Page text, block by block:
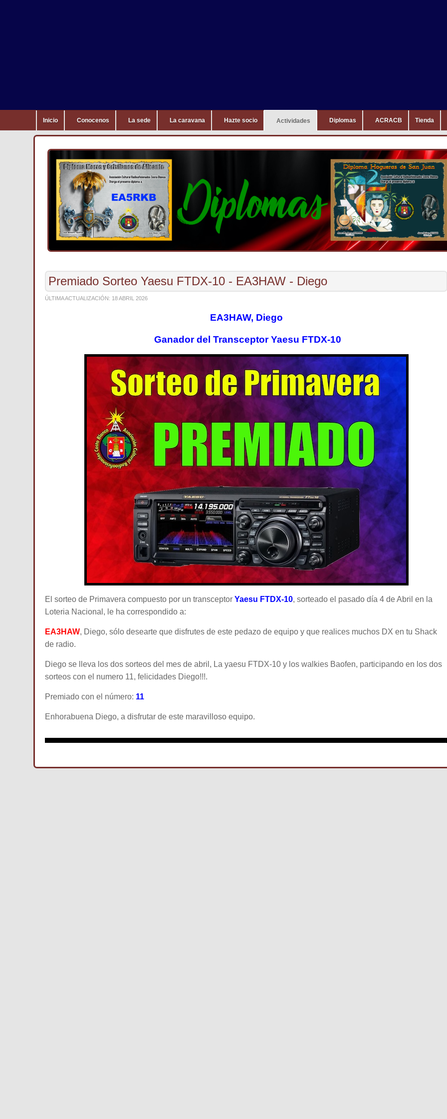
Inicio Conocenos La sede La caravana Hazte socio Actividades Diplomas ACRACB Tienda
Premiado Sorteo Yaesu FTDX-10 - EA3HAW - Diego
ÚLTIMA ACTUALIZACIÓN: 18 ABRIL 2026
EA3HAW, Diego
Ganador del Transceptor Yaesu FTDX-10
El sorteo de Primavera compuesto por un transceptor Yaesu FTDX-10, sorteado el pasado día 4 de Abril en la
Loteria Nacional, le ha correspondido a:
EA3HAW, Diego, sólo desearte que disfrutes de este pedazo de equipo y que realices muchos DX en tu Shack
de radio.
Diego se lleva los dos sorteos del mes de abril, La yaesu FTDX-10 y los walkies Baofen, participando en los dos
sorteos con el numero 11, felicidades Diego!!!.
Premiado con el número: 11
Enhorabuena Diego, a disfrutar de este maravilloso equipo.